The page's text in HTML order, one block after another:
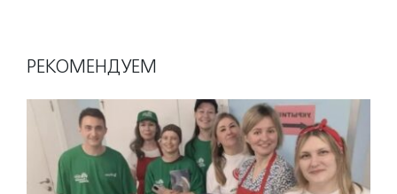
РЕКОМЕНДУЕМ